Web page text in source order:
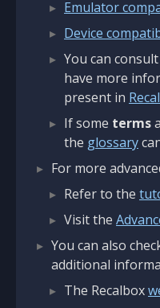
Emulator
Device
You can
have more
present in
If some terms
the glossary
For more
Refer to the
Visit the
You can also
additional
The Recalbox